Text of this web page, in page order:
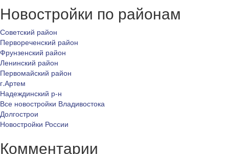
Новостройки по районам
Советский район
Первореченский район
Фрунзенский район
Ленинский район
Первомайский район
г.Артем
Надеждинский р-н
Все новостройки Владивостока
Долгострои
Новостройки России
Комментарии